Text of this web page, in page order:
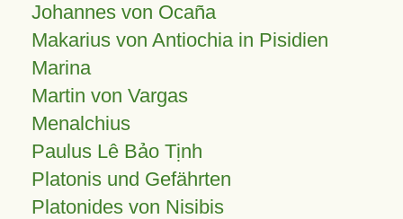
Johannes von Ocaña
Makarius von Antiochia in Pisidien
Marina
Martin von Vargas
Menalchius
Paulus Lê Bảo Tịnh
Platonis und Gefährten
Platonides von Nisibis